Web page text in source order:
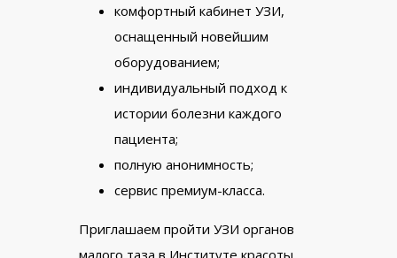
комфортный кабинет УЗИ,
оснащенный новейшим
оборудованием;
индивидуальный подход к
истории болезни каждого
пациента;
полную анонимность;
сервис премиум-класса.
Приглашаем пройти УЗИ органов
малого таза в Институте красоты